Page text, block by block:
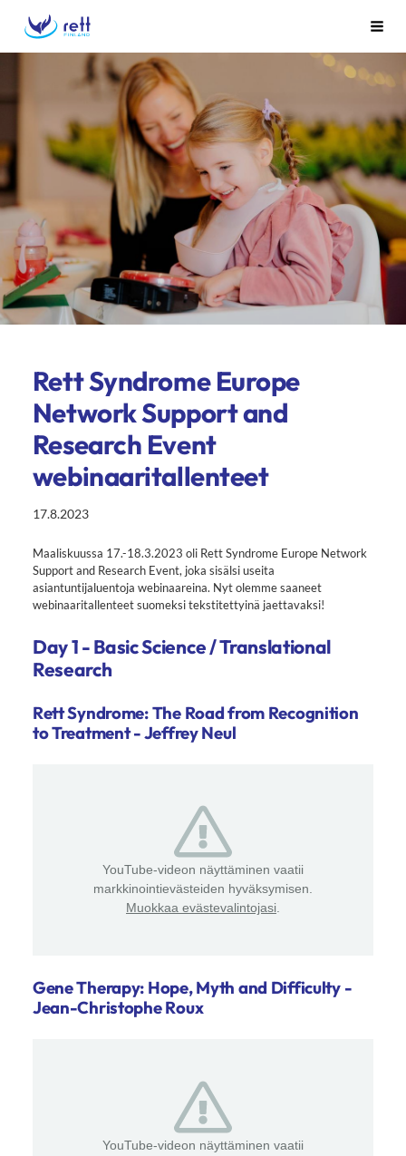
Siirry
sivun
sisältöön
Rett ry
Rett Syndrome Europe
Network Support and
Research Event
webinaaritallenteet
17.8.2023
Maaliskuussa 17.-18.3.2023 oli Rett Syndrome Europe Network
Support and Research Event, joka sisälsi useita
asiantuntijaluentoja webinaareina. Nyt olemme saaneet
webinaaritallenteet suomeksi tekstitettyinä jaettavaksi!
Day 1 - Basic Science / Translational
Research
Rett Syndrome: The Road from Recognition
to Treatment - Jeffrey Neul
YouTube-videon näyttäminen vaatii
markkinointievästeiden hyväksymisen.
Muokkaa evästevalintojasi
Gene Therapy: Hope, Myth and Difficulty -
Jean-Christophe Roux
YouTube-videon näyttäminen vaatii